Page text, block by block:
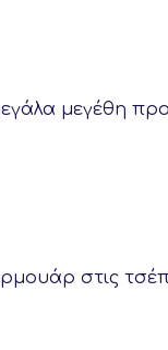
μεγέθη
στις